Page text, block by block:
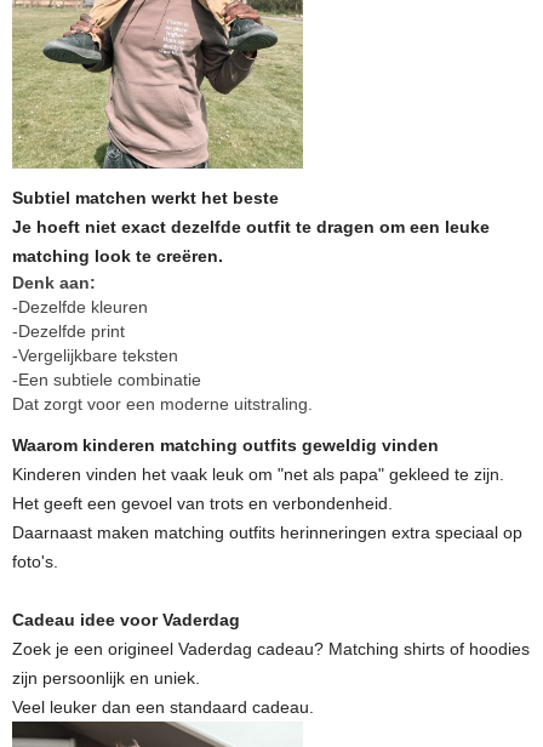
Subtiel matchen werkt het beste
Je hoeft niet exact dezelfde outfit te dragen om een leuke
matching look te creëren.
Denk aan:
-Dezelfde kleuren
-Dezelfde print
-Vergelijkbare teksten
-Een subtiele combinatie
Dat zorgt voor een moderne uitstraling.
Waarom kinderen matching outfits geweldig vinden
Kinderen vinden het vaak leuk om "net als papa" gekleed te zijn.
Het geeft een gevoel van trots en verbondenheid.
Daarnaast maken matching outfits herinneringen extra speciaal op
foto's.
Cadeau idee voor Vaderdag
Zoek je een origineel Vaderdag cadeau? Matching shirts of hoodies
zijn persoonlijk en uniek.
Veel leuker dan een standaard cadeau.